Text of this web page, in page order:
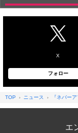
X
フォロー
TOP ニュース 『ネバー
エ